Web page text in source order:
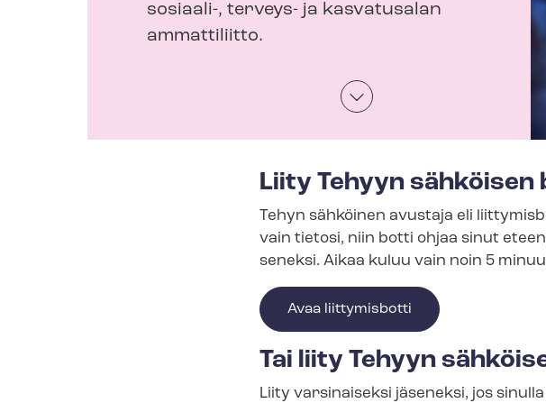
sosiaali-, terveys- ja kasvatusalan
ammattiliitto.
Scroll
Liity Tehyyn sähköisen
Tehyn sähköinen avustaja eli
vain tietosi, niin botti ohjaa sinut
se­nek­si. Aikaa kuluu vain noin 5
Avaa liittymisbotti
Tai liity Tehyyn
Liity varsinaiseksi jäseneksi, jos